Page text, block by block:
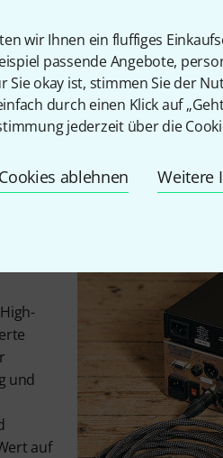
wir Ihnen ein fluffiges
passende Angebote,
Sie okay ist, stimmen Sie der
durch einen Klick auf
jederzeit über die
Cookies ablehnen Weitere
Vergleich zur
Kunststoff. Die
mit vergoldeten
und zur
werden von Hand
und
auf